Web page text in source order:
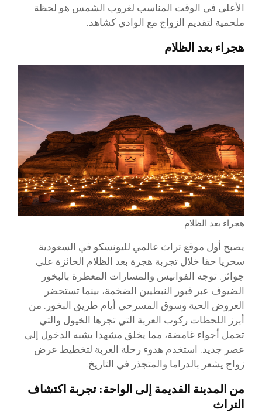
الأعلى في الوقت المناسب لغروب الشمس هو لحظة
ملحمية لتقديم الزواج مع الوادي كشاهد.
هجراء بعد الظلام
هجراء بعد الظلام
يصبح أول موقع تراث عالمي لليونسكو في السعودية
سحريا حقا خلال تجربة هجرة بعد الظلام الحائزة على
جوائز. توجه الفوانيس والمسارات المعطرة بالبخور
الضيوف عبر قبور النبطيين الضخمة، بينما تستحضر
العروض الحية وسوق المسرحي أيام طريق البخور. من
أبرز اللحظات ركوب العربة التي تجرها الخيول والتي
تحمل أجواء غامضة، مما يخلق مشهدا يشبه الدخول إلى
عصر جديد. استخدم هدوء رحلة العربة لتخطيط عرض
زواج يشعر بالدراما والمتجذر في التاريخ.
من المدينة القديمة إلى الواحة: تجربة اكتشاف
التراث